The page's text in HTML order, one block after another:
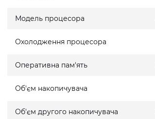
Модель процесора
Охолодження процесора
Оперативна пам'ять
Об'єм накопичувача
Об'єм другого накопичувача